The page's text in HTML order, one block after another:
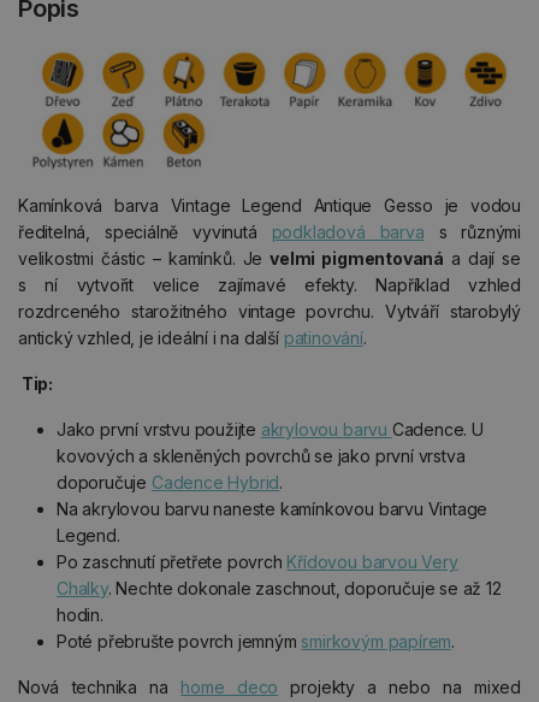
Popis
Kamínková barva Vintage Legend Antique Gesso je vodou
ředitelná, speciálně vyvinutá podkladová barva s různými
velikostmi částic – kamínků. Jevelmi pigmentovaná a dají se
s ní vytvořit velice zajímavé efekty. Například vzhled
rozdrceného starožitného vintage povrchu. Vytváří starobylý
antický vzhled, je ideální i na další patinování.
Tip:
Jako první vrstvu použijte akrylovou barvu Cadence. U
kovových a skleněných povrchů se jako první vrstva
doporučuje Cadence Hybrid.
Na akrylovou barvu naneste kamínkovou barvu Vintage
Legend.
Po zaschnutí přetřete povrch Křídovou barvou Very
Chalky. Nechte dokonale zaschnout, doporučuje se až 12
hodin.
Poté přebrušte povrch jemným smirkovým papírem.
Nová technika na home deco projekty a nebo na mixed